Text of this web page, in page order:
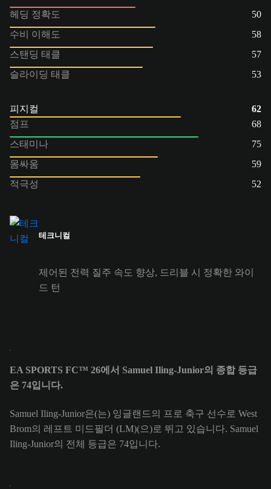
헤딩 정확도
50
수비 이해도
58
스탠딩 태클
57
슬라이딩 태클
53
피지컬
62
점프
68
스태미나
75
몸싸움
59
적극성
52
테크니컬
제어된 전력 질주 속도 향상, 드리블 시 정확한 와이
드 턴
EA SPORTS FC™ 26에서 Samuel Iling-Junior의 종합 등급
은 74입니다.
Samuel Iling-Junior은(는) 잉글랜드의 프로 축구 선수로 West
Brom의 레프트 미드필더 (LM)(으)로 뛰고 있습니다. Samuel
Iling-Junior의 전체 등급은 74입니다.